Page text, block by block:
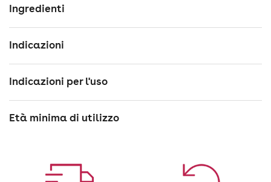
Ingredienti
Indicazioni
Indicazioni per l'uso
Età minima di utilizzo